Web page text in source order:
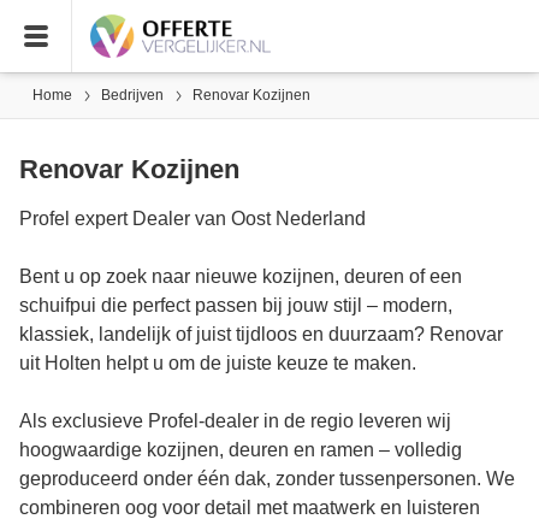
Home Bedrijven Renovar Kozijnen
Renovar Kozijnen
Profel expert Dealer van Oost Nederland
Bent u op zoek naar nieuwe kozijnen, deuren of een
schuifpui die perfect passen bij jouw stijl – modern,
klassiek, landelijk of juist tijdloos en duurzaam? Renovar
uit Holten helpt u om de juiste keuze te maken.
Als exclusieve Profel-dealer in de regio leveren wij
hoogwaardige kozijnen, deuren en ramen – volledig
geproduceerd onder één dak, zonder tussenpersonen. We
combineren oog voor detail met maatwerk en luisteren